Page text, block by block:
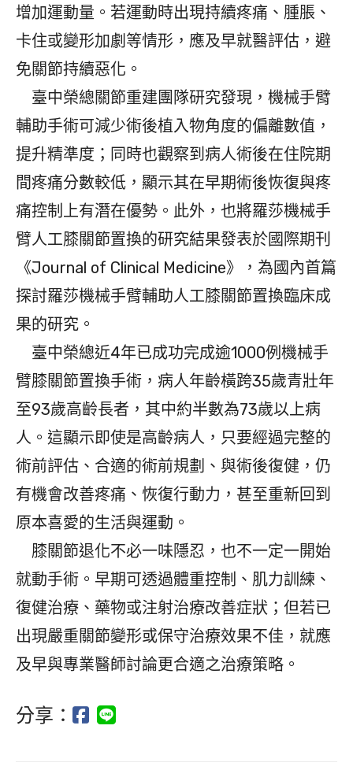
增加運動量。若運動時出現持續疼痛、腫脹、
卡住或變形加劇等情形，應及早就醫評估，避
免關節持續惡化。
臺中榮總關節重建團隊研究發現，機械手臂
輔助手術可減少術後植入物角度的偏離數值，
提升精準度；同時也觀察到病人術後在住院期
間疼痛分數較低，顯示其在早期術後恢復與疼
痛控制上有潛在優勢。此外，也將羅莎機械手
臂人工膝關節置換的研究結果發表於國際期刊
《Journal of Clinical Medicine》，為國內首篇
探討羅莎機械手臂輔助人工膝關節置換臨床成
果的研究。
臺中榮總近4年已成功完成逾1000例機械手
臂膝關節置換手術，病人年齡橫跨35歲青壯年
至93歲高齡長者，其中約半數為73歲以上病
人。這顯示即使是高齡病人，只要經過完整的
術前評估、合適的術前規劃、與術後復健，仍
有機會改善疼痛、恢復行動力，甚至重新回到
原本喜愛的生活與運動。
膝關節退化不必一味隱忍，也不一定一開始
就動手術。早期可透過體重控制、肌力訓練、
復健治療、藥物或注射治療改善症狀；但若已
出現嚴重關節變形或保守治療效果不佳，就應
及早與專業醫師討論更合適之治療策略。
分享：